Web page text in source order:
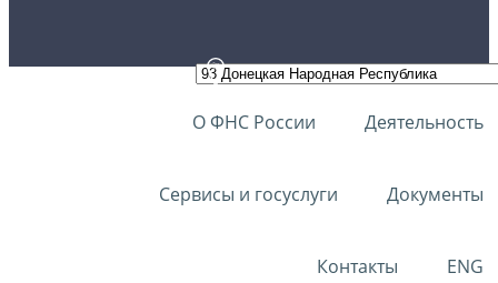
О ФНС России Деятельность
Сервисы и госуслуги Документы
Контакты ENG